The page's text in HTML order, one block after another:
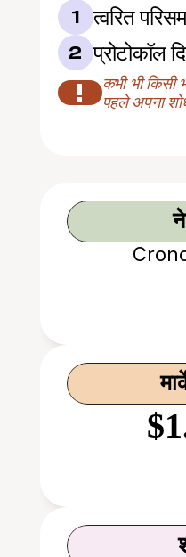
1 त्वरित
2 प्रोटोकॉल
!
कभी भी किसी
पहले अपना